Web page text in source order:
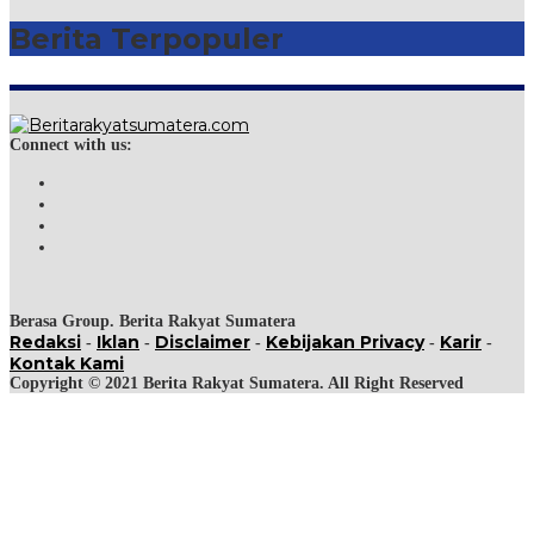
Berita Terpopuler
Connect with us:
Berasa Group. Berita Rakyat Sumatera
Redaksi - Iklan - Disclaimer - Kebijakan Privacy- Karir -
Kontak Kami
Copyright © 2021 Berita Rakyat Sumatera. All Right Reserved